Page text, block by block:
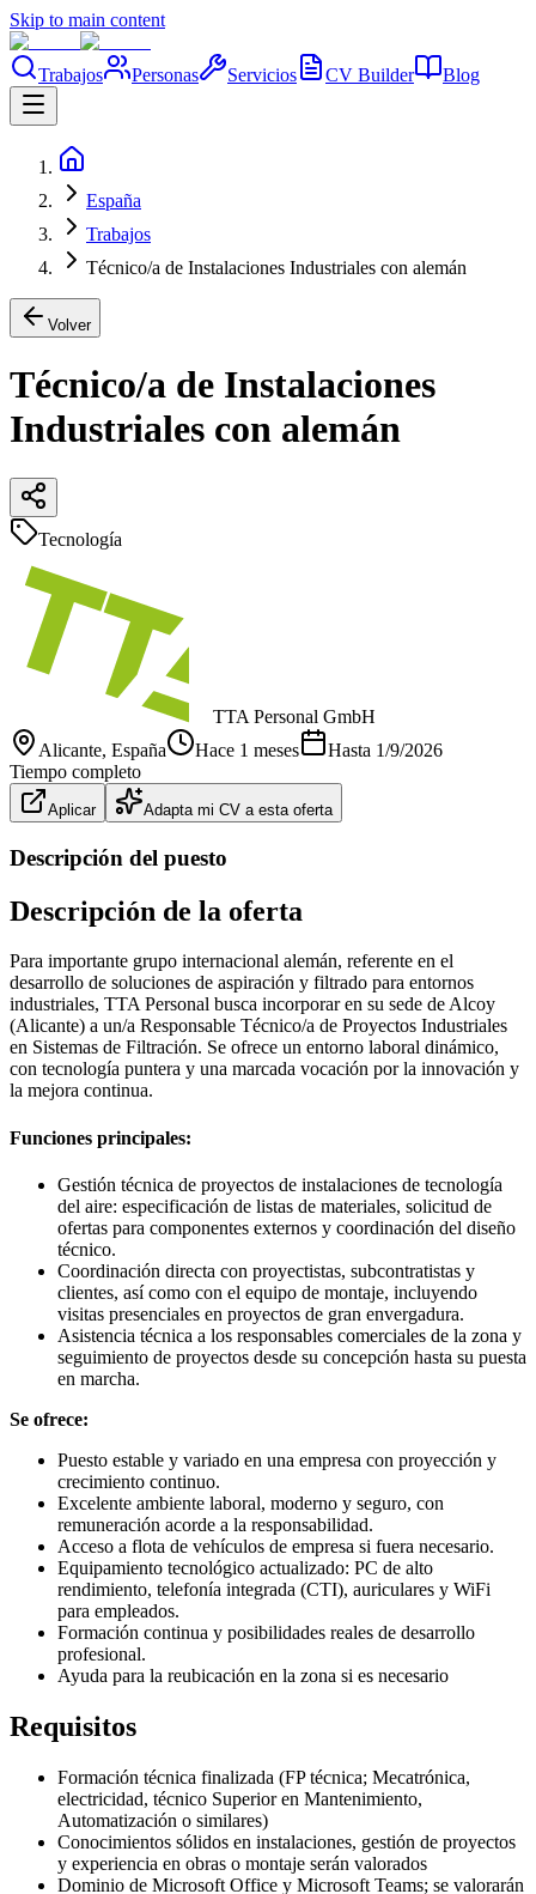
Skip to main content
Trabajos Personas Servicios CV Builder Blog
España
Trabajos
Técnico/a de Instalaciones Industriales con alemán
Volver
Técnico/a de Instalaciones
Industriales con alemán
Tecnología
TTA Personal GmbH
Alicante, España Hace 1 meses Hasta 1/9/2026
Tiempo completo
Aplicar Adapta mi CV a esta oferta
Descripción del puesto
Descripción de la oferta
Para importante grupo internacional alemán, referente en el
desarrollo de soluciones de aspiración y filtrado para entornos
industriales, TTA Personal busca incorporar en su sede de Alcoy
(Alicante) a un/a Responsable Técnico/a de Proyectos Industriales
en Sistemas de Filtración. Se ofrece un entorno laboral dinámico,
con tecnología puntera y una marcada vocación por la innovación y
la mejora continua.
Funciones principales:
Gestión técnica de proyectos de instalaciones de tecnología
del aire: especificación de listas de materiales, solicitud de
ofertas para componentes externos y coordinación del diseño
técnico.
Coordinación directa con proyectistas, subcontratistas y
clientes, así como con el equipo de montaje, incluyendo
visitas presenciales en proyectos de gran envergadura.
Asistencia técnica a los responsables comerciales de la zona y
seguimiento de proyectos desde su concepción hasta su puesta
en marcha.
Se ofrece:
Puesto estable y variado en una empresa con proyección y
crecimiento continuo.
Excelente ambiente laboral, moderno y seguro, con
remuneración acorde a la responsabilidad.
Acceso a flota de vehículos de empresa si fuera necesario.
Equipamiento tecnológico actualizado: PC de alto
rendimiento, telefonía integrada (CTI), auriculares y WiFi
para empleados.
Formación continua y posibilidades reales de desarrollo
profesional.
Ayuda para la reubicación en la zona si es necesario
Requisitos
Formación técnica finalizada (FP técnica; Mecatrónica,
electricidad, técnico Superior en Mantenimiento,
Automatización o similares)
Conocimientos sólidos en instalaciones, gestión de proyectos
y experiencia en obras o montaje serán valorados
Dominio de Microsoft Office y Microsoft Teams; se valorarán